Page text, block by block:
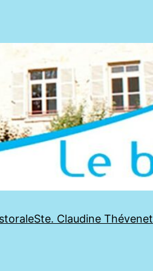
Ste. Claudine Thévenet